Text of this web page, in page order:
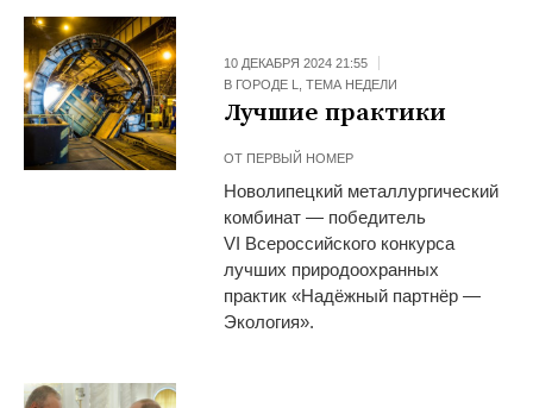
10 ДЕКАБРЯ 2024 21:55
В ГОРОДЕ L,ТЕМА НЕДЕЛИ
Лучшие практики
ОТ ПЕРВЫЙ НОМЕР
Новолипецкий металлургический
комбинат — победитель
VI Всероссийского конкурса
лучших природоохранных
практик «Надёжный партнёр —
Экология».